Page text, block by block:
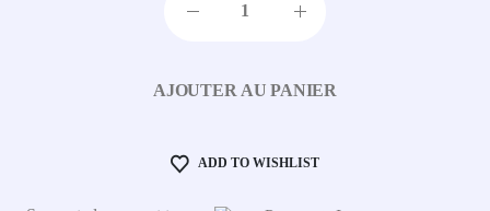
AJOUTER AU PANIER
ADD TO WISHLIST